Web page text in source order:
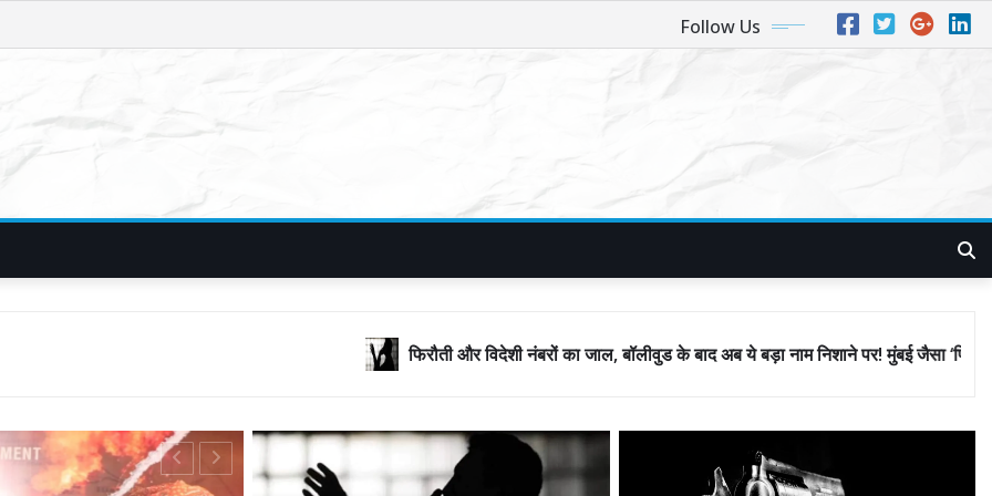
Follow Us
फिरौती और विदेशी नंबरों का जाल, बॉलीवुड के बाद अब ये बड़ा नाम निशाने पर! मुंबई जैसा ‘फिरौती खेल’ अब दिल्ली-पंजाब